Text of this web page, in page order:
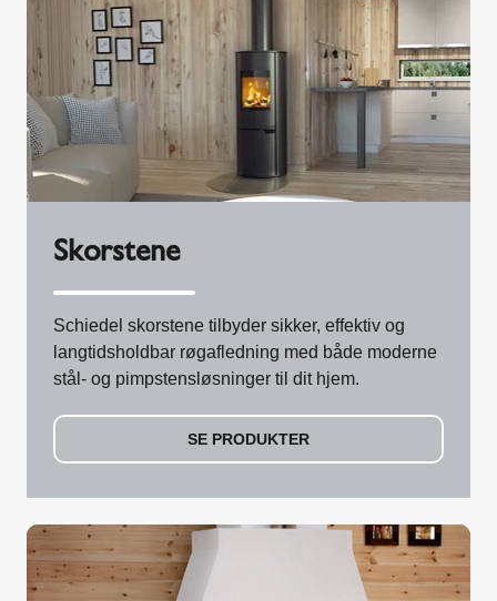
Skorstene
Schiedel skorstene tilbyder sikker, effektiv og
langtidsholdbar røgafledning med både moderne
stål- og pimpstensløsninger til dit hjem.
SE PRODUKTER